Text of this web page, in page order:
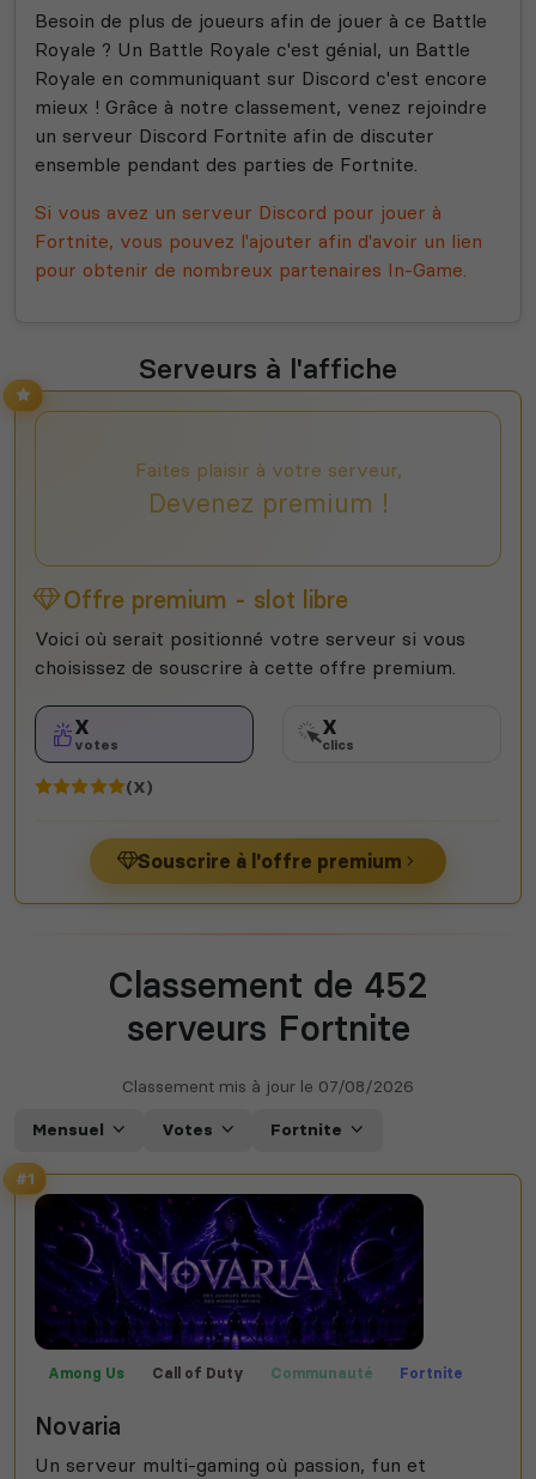
Besoin de plus de joueurs afin de jouer à ce Battle
Royale ? Un Battle Royale c'est génial, un Battle
Royale en communiquant sur Discord c'est encore
mieux ! Grâce à notre classement, venez rejoindre
un serveur Discord Fortnite afin de discuter
ensemble pendant des parties de Fortnite.
Si vous avez un serveur Discord pour jouer à
Fortnite, vous pouvez l'ajouter afin d'avoir un lien
pour obtenir de nombreux partenaires In-Game.
Serveurs à l'affiche
Faites plaisir à votre serveur,
Devenez premium !
Offre premium - slot libre
Voici où serait positionné votre serveur si vous
choisissez de souscrire à cette offre premium.
X
votes
X
clics
(X)
Souscrire à l'offre premium
Classement de 452
serveurs Fortnite
Classement mis à jour le 07/08/2026
Mensuel Votes Fortnite
#1
Among Us Call of Duty Communauté
Fortnite
Novaria
Un serveur multi-gaming où passion, fun et